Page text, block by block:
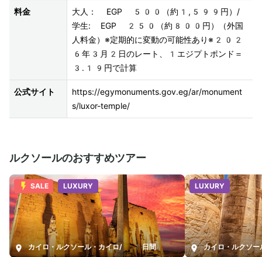
料金
大人： EGP 500（約1,599円）/
学生: EGP 250（約800円）（外国
人料金）※定期的に変動の可能性あり※202
6年3月2日のレート、1エジプトポンド＝
3.19円で計算
公式サイト
https://egymonuments.gov.eg/ar/monument
s/luxor-temple/
ルクソールのおすすめツアー
SALE LUXURY
カイロ・ルクソール・カイロ/ 7日間
LUXURY
カイロ・ルクソー